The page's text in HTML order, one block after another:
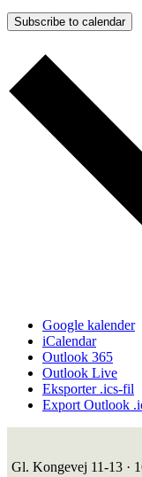
Subscribe to calendar
Google kalender
iCalendar
Outlook 365
Outlook Live
Eksporter .ics-fil
Export Outlook
Gl. Kongevej 11-13 ·